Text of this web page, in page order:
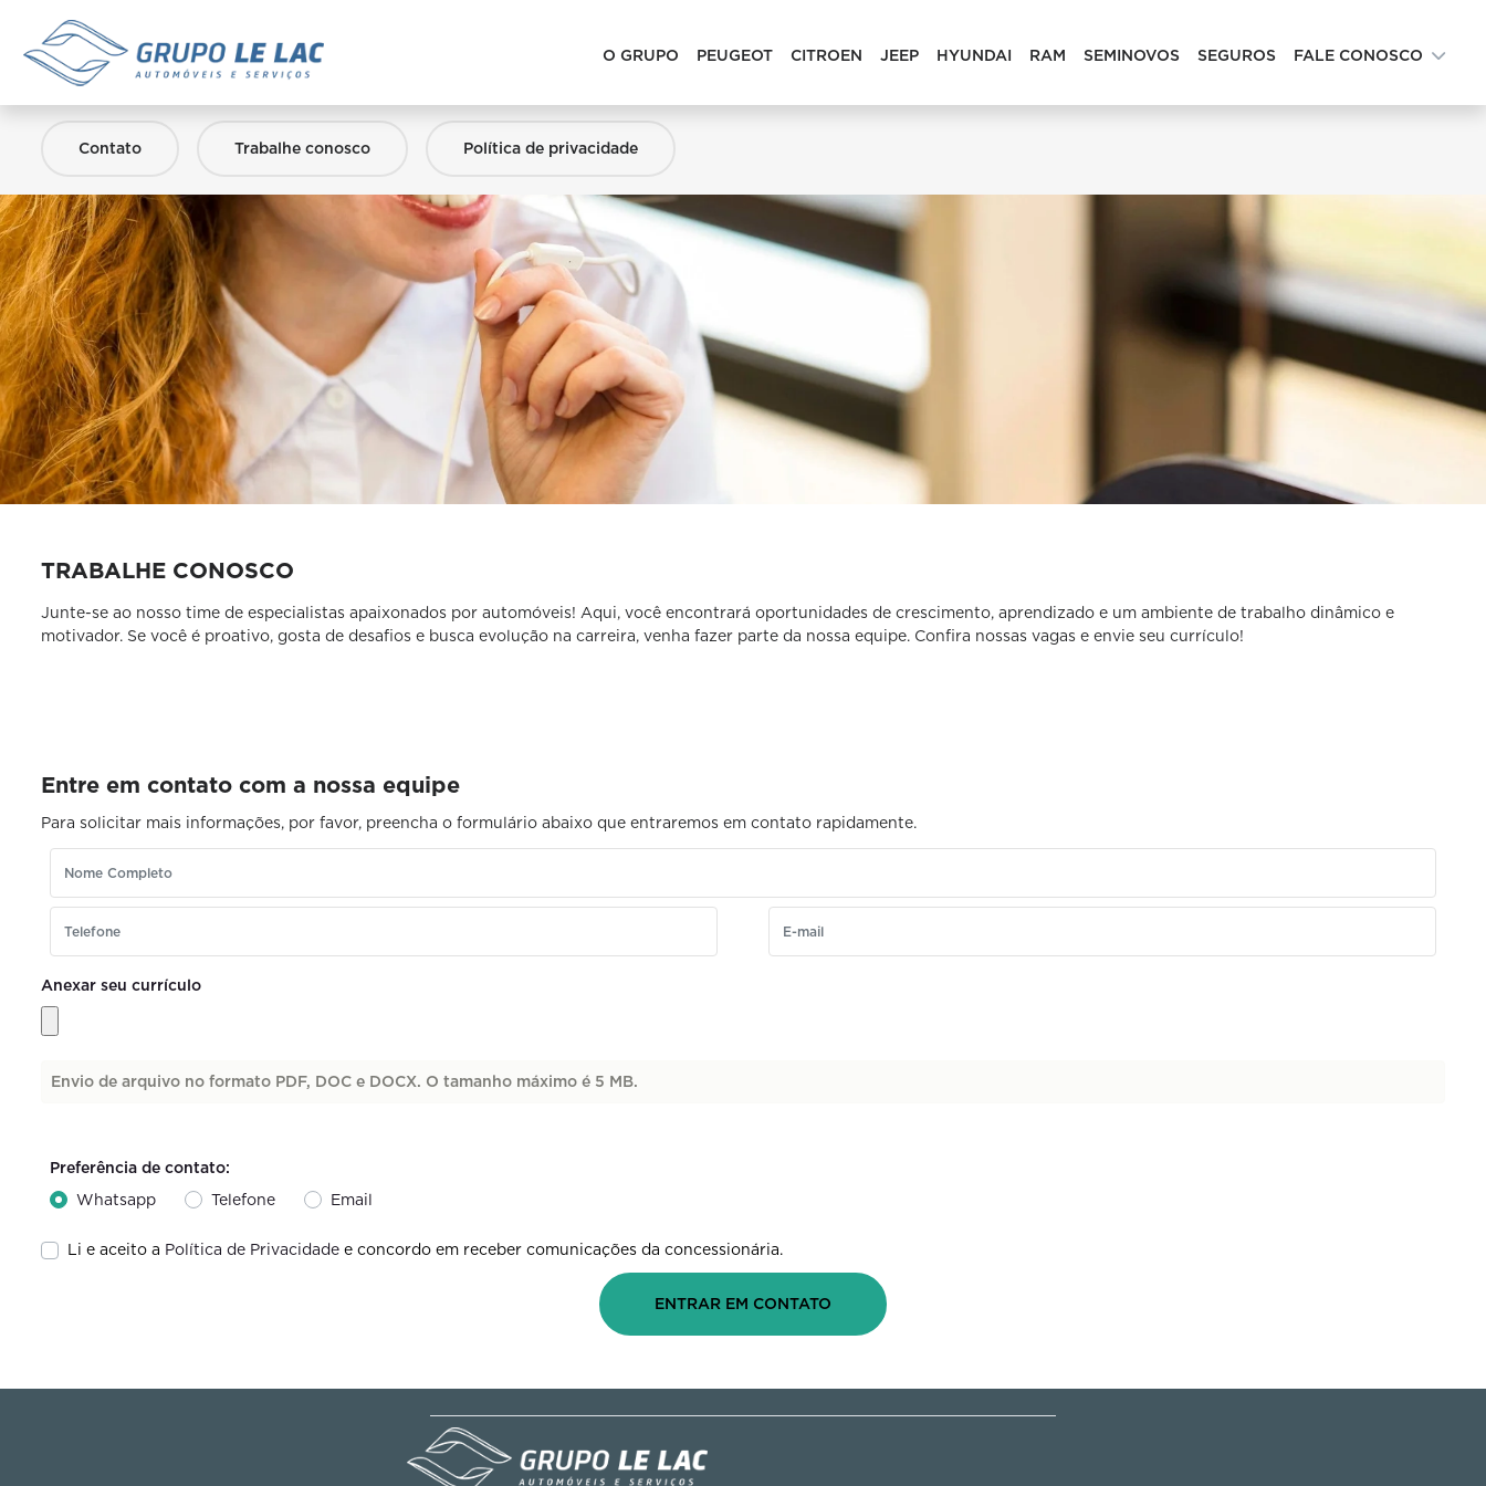
O GRUPO PEUGEOT CITROEN JEEP HYUNDAI RAM SEMINOVOS SEGUROS FALE CONOSCO
Contato Trabalhe conosco Política de privacidade
TRABALHE CONOSCO
Junte-se ao nosso time de especialistas apaixonados por automóveis! Aqui, você encontrará oportunidades de crescimento, aprendizado e um ambiente de trabalho dinâmico e
motivador. Se você é proativo, gosta de desafios e busca evolução na carreira, venha fazer parte da nossa equipe. Confira nossas vagas e envie seu currículo!
Entre em contato com a nossa equipe
Para solicitar mais informações, por favor, preencha o formulário abaixo que entraremos em contato rapidamente.
Anexar seu currículo
Envio de arquivo no formato PDF, DOC e DOCX. O tamanho máximo é 5 MB.
Preferência de contato:
Whatsapp
Telefone Email
Li e aceito a Política de Privacidade e concordo em receber comunicações da concessionária.
ENTRAR EM CONTATO